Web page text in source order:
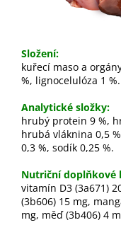
Složení:
kuřecí maso a
%, lignocelulóza 1 %.
Analytické složky:
hrubý protein 9 %,
hrubá vláknina 0,5
0,3 %, sodík 0,25 %.
Nutriční doplňkové
vitamín D3 (3a671)
(3b606) 15 mg,
mg, měď (3b406) 4